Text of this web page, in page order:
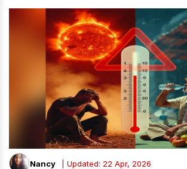
Nancy | Updated: 22 Apr, 2026